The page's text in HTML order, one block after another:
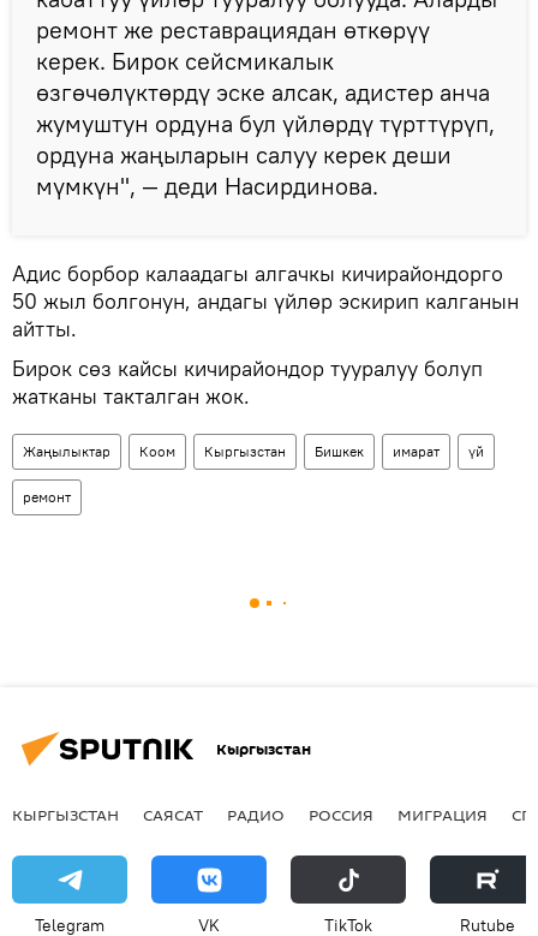
ремонт же реставрациядан өткөрүү
керек. Бирок сейсмикалык
өзгөчөлүктөрдү эске алсак, адистер анча
жумуштун ордуна бул үйлөрдү түрттүрүп,
ордуна жаңыларын салуу керек деши
мүмкүн", — деди Насирдинова.
Адис борбор калаадагы алгачкы кичирайондорго
50 жыл болгонун, андагы үйлөр эскирип калганын
айтты.
Бирок сөз кайсы кичирайондор тууралуу болуп
жатканы такталган жок.
Жаңылыктар Коом Кыргызстан Бишкек имарат үй
ремонт
Кыргызстан
КЫРГЫЗСТАН САЯСАТ РАДИО РОССИЯ МИГРАЦИЯ
Telegram VK ТikТоk Rutube